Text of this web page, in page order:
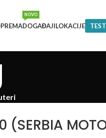
DOGAĐAJI
NOVO
LOKACIJE